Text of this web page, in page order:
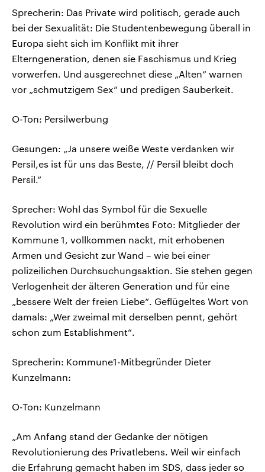
Sprecherin: Das Private wird politisch, gerade auch
bei der Sexualität: Die Studentenbewegung überall in
Europa sieht sich im Konflikt mit ihrer
Elterngeneration, denen sie Faschismus und Krieg
vorwerfen. Und ausgerechnet diese „Alten“ warnen
vor „schmutzigem Sex“ und predigen Sauberkeit.
O-Ton: Persilwerbung
Gesungen: „Ja unsere weiße Weste verdanken wir
Persil,es ist für uns das Beste, // Persil bleibt doch
Persil.“
Sprecher: Wohl das Symbol für die Sexuelle
Revolution wird ein berühmtes Foto: Mitglieder der
Kommune 1, vollkommen nackt, mit erhobenen
Armen und Gesicht zur Wand – wie bei einer
polizeilichen Durchsuchungsaktion. Sie stehen gegen
Verlogenheit der älteren Generation und für eine
„bessere Welt der freien Liebe“. Geflügeltes Wort von
damals: „Wer zweimal mit derselben pennt, gehört
schon zum Establishment“.
Sprecherin: Kommune1-Mitbegründer Dieter
Kunzelmann:
O-Ton: Kunzelmann
„Am Anfang stand der Gedanke der nötigen
Revolutionierung des Privatlebens. Weil wir einfach
die Erfahrung gemacht haben im SDS, dass jeder so